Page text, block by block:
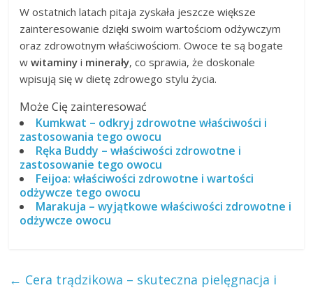
W ostatnich latach pitaja zyskała jeszcze większe
zainteresowanie dzięki swoim wartościom odżywczym
oraz zdrowotnym właściwościom. Owoce te są bogate
wwitaminy i minerały, co sprawia, że doskonale
wpisują się w dietę zdrowego stylu życia.
Może Cię zainteresować
Kumkwat – odkryj zdrowotne właściwości i
zastosowania tego owocu
Ręka Buddy – właściwości zdrowotne i
zastosowanie tego owocu
Feijoa: właściwości zdrowotne i wartości
odżywcze tego owocu
Marakuja – wyjątkowe właściwości zdrowotne i
odżywcze owocu
← Cera trądzikowa – skuteczna pielęgnacja i